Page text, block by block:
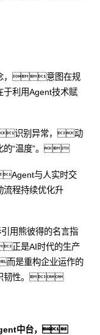
念，意图在规
利用Agent技术赋
识别异常，动
的“温度”。
与人实时交
程持续优化升
用熊彼得的名言指
是AI时代的生产
是重构企业运作的
织韧性。
中台，